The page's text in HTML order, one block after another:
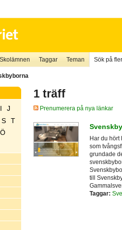
Skolämnen Taggar Teman Sök på
I
J
S
T
Ö
1 träff
Prenumerera på nya länkar
Har du hört
som
grundade
till
Taggar: